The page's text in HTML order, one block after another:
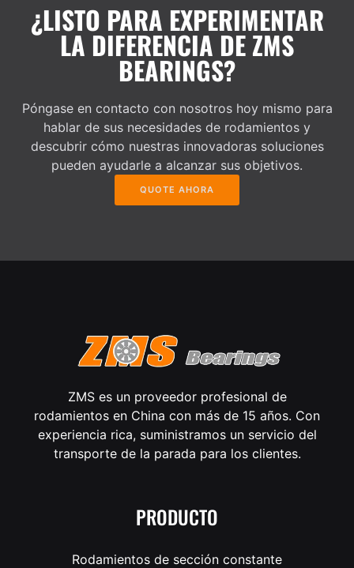
¿LISTO PARA EXPERIMENTAR
LA DIFERENCIA DE ZMS
BEARINGS?
Póngase en contacto con nosotros hoy mismo para
hablar de sus necesidades de rodamientos y
descubrir cómo nuestras innovadoras soluciones
pueden ayudarle a alcanzar sus objetivos.
QUOTE AHORA
ZMS es un proveedor profesional de
rodamientos en China con más de 15 años. Con
experiencia rica, suministramos un servicio del
transporte de la parada para los clientes.
PRODUCTO
Rodamientos de sección constante